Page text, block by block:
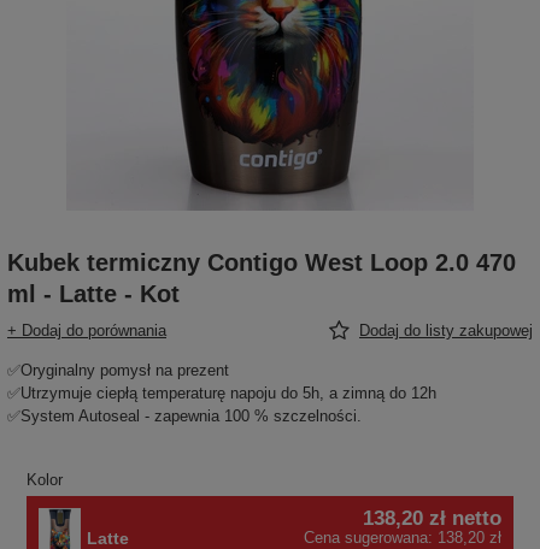
Kubek termiczny Contigo West Loop 2.0 470
ml - Latte - Kot
+ Dodaj do porównania Dodaj do listy zakupowej
✅Oryginalny pomysł na prezent
✅Utrzymuje ciepłą temperaturę napoju do 5h, a zimną do 12h
✅System Autoseal - zapewnia 100 % szczelności.
Kolor
Latte
138,20 zł netto
Cena sugerowana: 138,20 zł